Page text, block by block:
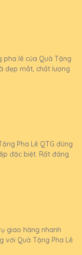
pha lê của Quà Tặng
đẹp mắt, chất lượng
Pha Lê QTG đúng
đặc biệt. Rất đáng
giao hàng nhanh
với Quà Tặng Pha Lê